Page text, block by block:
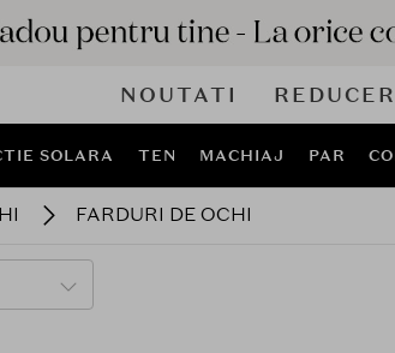
NOUTATI
SOLARA TEN MACHIAJ PAR
FARDURI DE OCHI